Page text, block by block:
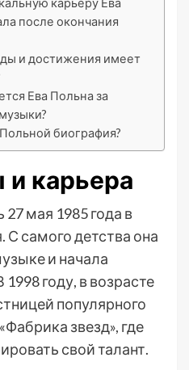
карьеру Ева
после окончания
и достижения имеет
Ева Польна за
биография?
и карьера
27 мая 1985 года в
С самого детства она
и начала
году, в возрасте
популярного
звезд», где
свой талант.